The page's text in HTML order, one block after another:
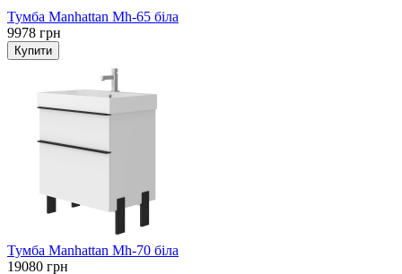
Тумба Manhattan Mh-65 біла
9978 грн
Тумба Manhattan Mh-70 біла
19080 грн